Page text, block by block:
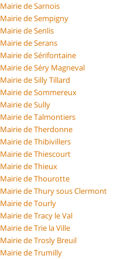
Mairie de Sarnois
Mairie de Sempigny
Mairie de Senlis
Mairie de Serans
Mairie de Sérifontaine
Mairie de Séry Magneval
Mairie de Silly Tillard
Mairie de Sommereux
Mairie de Sully
Mairie de Talmontiers
Mairie de Therdonne
Mairie de Thibivillers
Mairie de Thiescourt
Mairie de Thieux
Mairie de Thourotte
Mairie de Thury sous Clermont
Mairie de Tourly
Mairie de Tracy le Val
Mairie de Trie la Ville
Mairie de Trosly Breuil
Mairie de Trumilly